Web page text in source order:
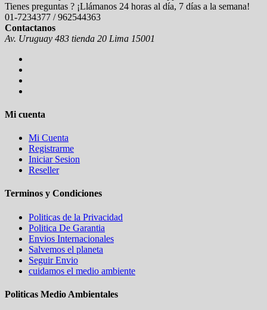
Tienes preguntas ? ¡Llámanos 24 horas al día, 7 días a la semana!
01-7234377 / 962544363
Contactanos
Av. Uruguay 483 tienda 20 Lima 15001
Mi cuenta
Mi Cuenta
Registrarme
Iniciar Sesion
Reseller
Terminos y Condiciones
Politicas de la Privacidad
Politica De Garantia
Envios Internacionales
Salvemos el planeta
Seguir Envio
cuidamos el medio ambiente
Politicas Medio Ambientales